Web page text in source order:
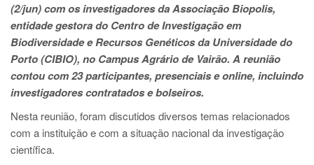
(2/jun) com os investigadores da Associação Biopolis,
entidade gestora do Centro de Investigação em
Biodiversidade e Recursos Genéticos da Universidade do
Porto (CIBIO), no Campus Agrário de Vairão. A reunião
contou com 23 participantes, presenciais e online, incluindo
investigadores contratados e bolseiros.
Nesta reunião, foram discutidos diversos temas relacionados
com a instituição e com a situação nacional da investigação
científica.